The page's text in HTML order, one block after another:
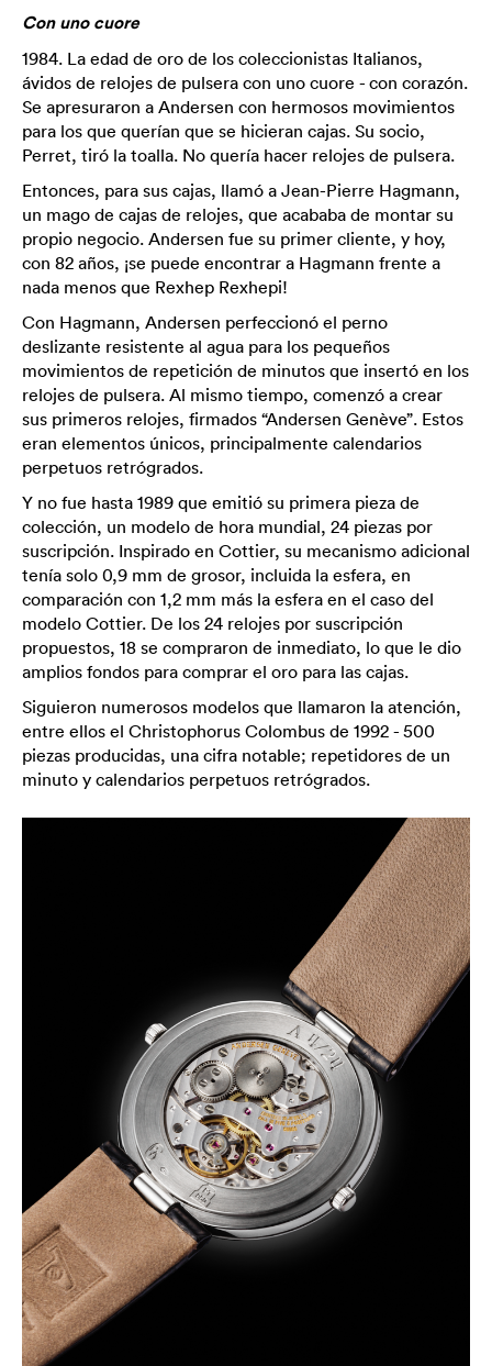
Con uno cuore
1984. La edad de oro de los coleccionistas Italianos,
ávidos de relojes de pulsera con uno cuore - con corazón.
Se apresuraron a Andersen con hermosos movimientos
para los que querían que se hicieran cajas. Su socio,
Perret, tiró la toalla. No quería hacer relojes de pulsera.
Entonces, para sus cajas, llamó a Jean-Pierre Hagmann,
un mago de cajas de relojes, que acababa de montar su
propio negocio. Andersen fue su primer cliente, y hoy,
con 82 años, ¡se puede encontrar a Hagmann frente a
nada menos que Rexhep Rexhepi!
Con Hagmann, Andersen perfeccionó el perno
deslizante resistente al agua para los pequeños
movimientos de repetición de minutos que insertó en los
relojes de pulsera. Al mismo tiempo, comenzó a crear
sus primeros relojes, firmados “Andersen Genève”. Estos
eran elementos únicos, principalmente calendarios
perpetuos retrógrados.
Y no fue hasta 1989 que emitió su primera pieza de
colección, un modelo de hora mundial, 24 piezas por
suscripción. Inspirado en Cottier, su mecanismo adicional
tenía solo 0,9 mm de grosor, incluida la esfera, en
comparación con 1,2 mm más la esfera en el caso del
modelo Cottier. De los 24 relojes por suscripción
propuestos, 18 se compraron de inmediato, lo que le dio
amplios fondos para comprar el oro para las cajas.
Siguieron numerosos modelos que llamaron la atención,
entre ellos el Christophorus Colombus de 1992 - 500
piezas producidas, una cifra notable; repetidores de un
minuto y calendarios perpetuos retrógrados.